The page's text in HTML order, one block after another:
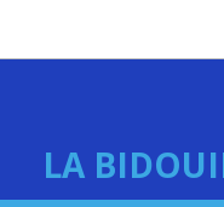
LA